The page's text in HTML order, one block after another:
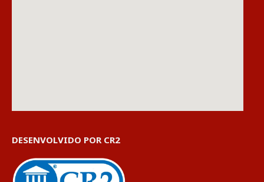
DESENVOLVIDO POR CR2